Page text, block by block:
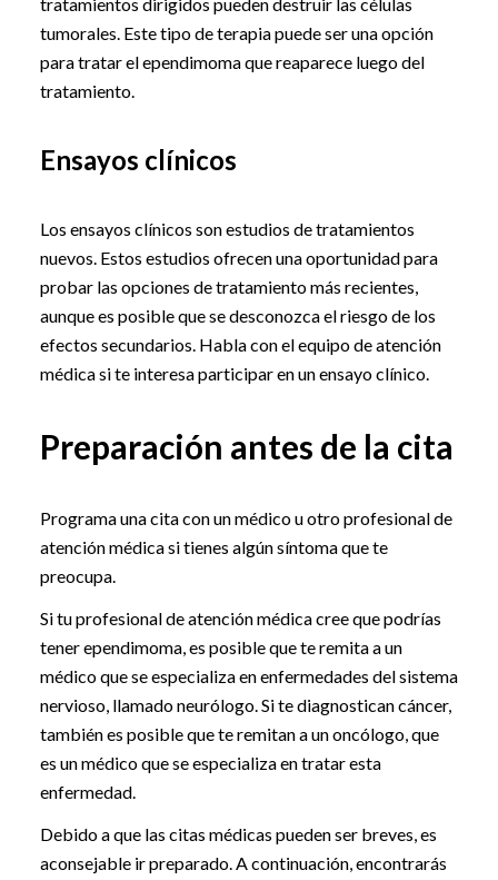
tumorales. Este tipo de terapia puede ser una opción
para tratar el ependimoma que reaparece luego del
tratamiento.
Ensayos clínicos
Los ensayos clínicos son estudios de tratamientos
nuevos. Estos estudios ofrecen una oportunidad para
probar las opciones de tratamiento más recientes,
aunque es posible que se desconozca el riesgo de los
efectos secundarios. Habla con el equipo de atención
médica si te interesa participar en un ensayo clínico.
Preparación antes de la cita
Programa una cita con un médico u otro profesional de
atención médica si tienes algún síntoma que te
preocupa.
Si tu profesional de atención médica cree que podrías
tener ependimoma, es posible que te remita a un
médico que se especializa en enfermedades del sistema
nervioso, llamado neurólogo. Si te diagnostican cáncer,
también es posible que te remitan a un oncólogo, que
es un médico que se especializa en tratar esta
enfermedad.
Debido a que las citas médicas pueden ser breves, es
aconsejable ir preparado. A continuación, encontrarás